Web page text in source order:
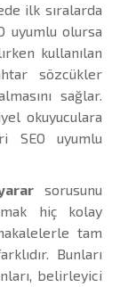
ilk sıralarda
uyumlu olursa
kullanılan
sözcükler
sağlar.
okuyuculara
SEO uyumlu
sorusunu
hiç kolay
tam
Bunları
belirleyici